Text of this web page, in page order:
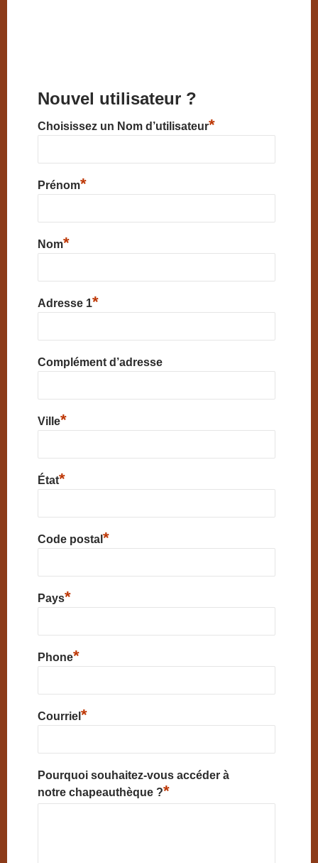
Nouvel utilisateur ?
Choisissez un Nom d’utilisateur*
Prénom*
Nom*
Adresse 1*
Complément d’adresse
Ville*
État*
Code postal *
Pays*
Phone*
Courriel *
Pourquoi souhaitez-vous accéder à
notre chapeauthèque ?*